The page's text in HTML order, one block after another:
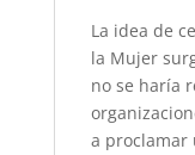
La idea de
la Mujer
no se haría
a proclamar